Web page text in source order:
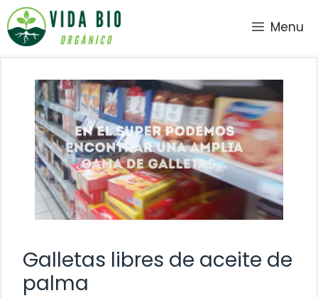
Saltar
al
contenido
Menu
Galletas libres de aceite de
palma